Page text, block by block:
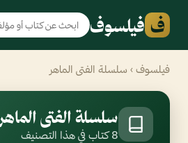
ف فيلسوف
فيلسوف › سلسلة الفتى الماهر
سلسلة الفتى الماهر
8 كتاب في هذا التصنيف